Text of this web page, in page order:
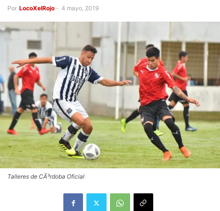
Por LocoXelRojo - 4 mayo, 2019
Talleres de CÃ³rdoba Oficial